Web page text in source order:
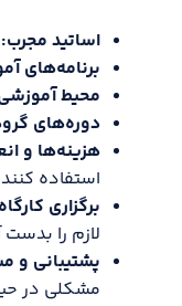
اساتید مجرب:
برنامه‌های
محیط
دوره‌های
هزینه‌ها و
استفاده
برگزاری
لازم را بدست
پشتیبانی و
مشکلی در